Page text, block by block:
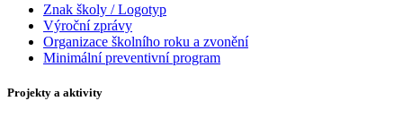
Znak školy / Logotyp
Výroční zprávy
Organizace školního roku a zvonění
Minimální preventivní program
Projekty a aktivity